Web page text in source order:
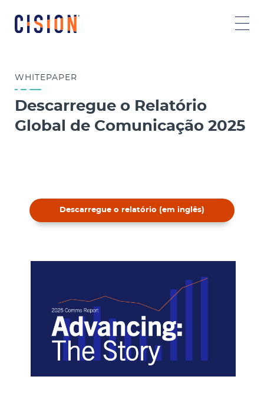
WHITEPAPER
Descarregue o Relatório
Global de Comunicação 2025
Descarregue o relatório (em inglês)